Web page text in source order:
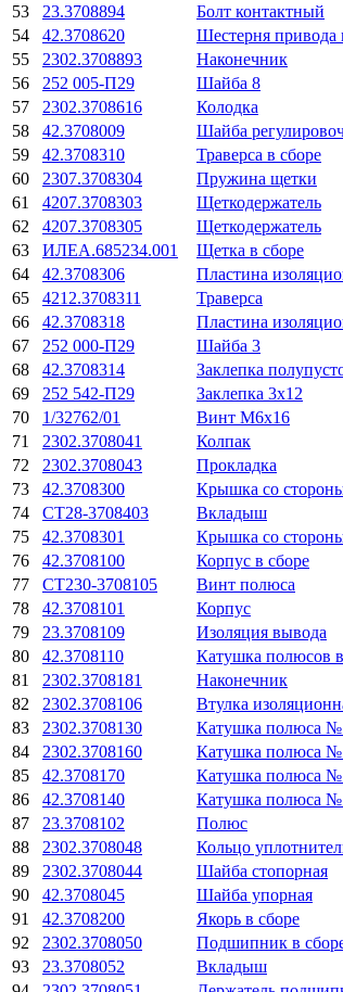
53
23.3708894 Болт контактный
54
42.3708620 Шестерня привода
55
2302.3708893 Наконечник
56
252 005-П29 Шайба 8
57
2302.3708616 Колодка
58
42.3708009 Шайба
59
42.3708310 Траверса в сборе
60
2307.3708304 Пружина щетки
61
4207.3708303 Щеткодержатель
62
4207.3708305 Щеткодержатель
63
ИЛЕА.685234.001 Щетка в сборе
64
42.3708306 Пластина
65
4212.3708311 Траверса
66
42.3708318 Пластина
67
252 000-П29 Шайба 3
68
42.3708314 Заклепка
69
252 542-П29 Заклепка 3х12
70
1/32762/01 Винт М6х16
71
2302.3708041 Колпак
72
2302.3708043 Прокладка
73
42.3708300 Крышка со
74
СТ28-3708403 Вкладыш
75
42.3708301 Крышка со
76
42.3708100 Корпус в сборе
77
СТ230-3708105 Винт полюса
78
42.3708101 Корпус
79
23.3708109 Изоляция вывода
80
42.3708110 Катушка полюсов
81
2302.3708181 Наконечник
82
2302.3708106 Втулка
83
2302.3708130 Катушка полюса №
84
2302.3708160 Катушка полюса №
85
42.3708170 Катушка полюса №
86
42.3708140 Катушка полюса №
87
23.3708102 Полюс
88
2302.3708048 Кольцо
89
2302.3708044 Шайба стопорная
90
42.3708045 Шайба упорная
91
42.3708200 Якорь в сборе
92
2302.3708050 Подшипник в
93
23.3708052 Вкладыш